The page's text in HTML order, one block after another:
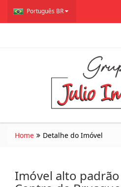
Português BR
Home Detalhe do Imóvel
Imóvel alto